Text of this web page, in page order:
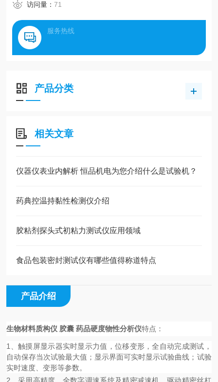
访问量：71
服务热线
产品分类
相关文章
仪器仪表业内解析 恒品机电为您介绍什么是试验机？
药典控温持黏性检测仪介绍
胶粘剂探头式初粘力测试仪应用领域
食品包装密封测试仪有哪些值得称道特点
产品介绍
生物材料质构仪 胶囊 药品硬度物性分析仪特点：
1、触摸屏显示器实时显示力值，位移变形，全自动完成测试，
自动保存当次试验最大值；显示界面可实时显示试验曲线；试验
实时速度、变形等参数。
2 、采用高精度、全数字调速系统及精密减速机，驱动精密丝杠